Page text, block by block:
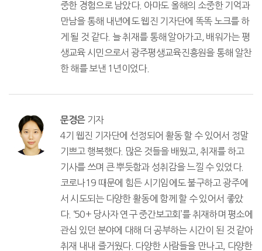
중한 경험으로 남았다. 아마도 올해의 소중한 기억과
만남을 통해 내년에도 웹진 기자단에 똑똑 노크를 하
게 될 것 같다. 늘 취재를 통해 알아가고, 배워가는 평
생교육 시민으로서 광주평생교육진흥원을 통해 알찬
한 해를 보낸 1년이었다.
문경은 기자
4기 웹진 기자단에 선정되어 활동 할 수 있어서 정말
기쁘고 행복했다. 많은 것들을 배웠고, 취재를 하고
기사를 쓰며 큰 뿌듯함과 성취감을 느낄 수 있었다.
코로나19 때문에 힘든 시기임에도 불구하고 광주에
서 시도되는 다양한 활동에 함께 할 수 있어서 좋았
다. ‘50+ 당사자 연구 중간보고회’를 취재하며 평소에
관심 있던 분야에 대해 더 공부하는 시간이 된 것 같아
취재 내내 즐거웠다. 다양한 사람들을 만나고, 다양한